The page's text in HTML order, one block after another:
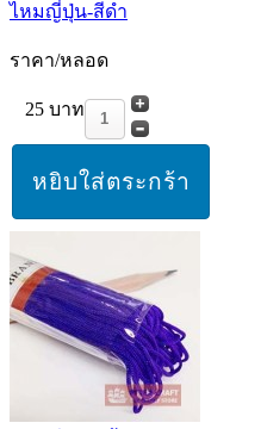
ไหมญี่ปุ่น-สีดำ
ราคา/หลอด
25 บาท